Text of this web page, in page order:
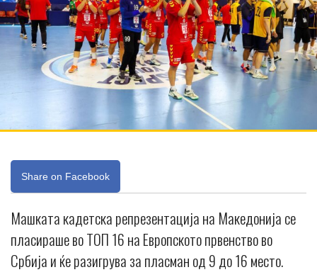
Share on Facebook
Mашката кадетска репрезентација на Македонија се
пласираше во ТОП 16 на Европското првенство во
Србија и ќе разигрува за пласман од 9 до 16 место.